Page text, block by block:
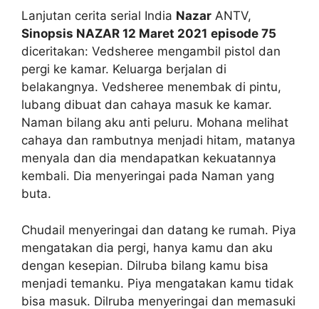
Lanjutan cerita serial India Nazar ANTV,
Sinopsis NAZAR 12 Maret 2021 episode 75
diceritakan: Vedsheree mengambil pistol dan
pergi ke kamar. Keluarga berjalan di
belakangnya. Vedsheree menembak di pintu,
lubang dibuat dan cahaya masuk ke kamar.
Naman bilang aku anti peluru. Mohana melihat
cahaya dan rambutnya menjadi hitam, matanya
menyala dan dia mendapatkan kekuatannya
kembali. Dia menyeringai pada Naman yang
buta.
Chudail menyeringai dan datang ke rumah. Piya
mengatakan dia pergi, hanya kamu dan aku
dengan kesepian. Dilruba bilang kamu bisa
menjadi temanku. Piya mengatakan kamu tidak
bisa masuk. Dilruba menyeringai dan memasuki